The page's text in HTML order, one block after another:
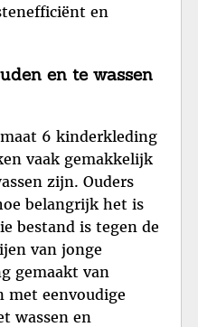
en
en te wassen
6 kinderkleding
vaak gemakkelijk
zijn. Ouders
belangrijk het is
bestand is tegen de
van jonge
gemaakt van
met eenvoudige
wassen en